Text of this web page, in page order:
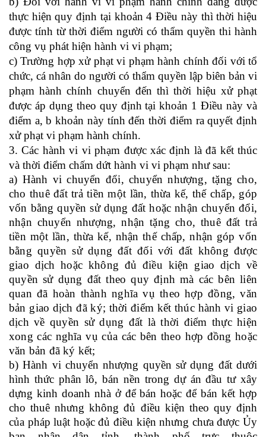
thực hiện quy định tại khoản 4 Điều này thì thời hiệu
được tính từ thời điểm người có thẩm quyền thi hành
công vụ phát hiện hành vi vi phạm;
c) Trường hợp xử phạt vi phạm hành chính đối với tổ
chức, cá nhân do người có thẩm quyền lập biên bản vi
phạm hành chính chuyển đến thì thời hiệu xử phạt
được áp dụng theo quy định tại khoản 1 Điều nàyvà
điểm a,bkhoản này tính đến thời điểm ra quyết định
xử phạt vi phạm hành chính.
3.Các hành vi vi phạm được xác định là đã kết thúc
và thời điểm chấm dứt hành vi vi phạm như sau:
a) Hành vi chuyển đổi, chuyển nhượng, tặng cho,
cho thuê đất trả tiền một lần, thừa kế, thế chấp, góp
vốn bằng quyền sử dụng đất hoặc nhận chuyển đổi,
nhận chuyển nhượng, nhận tặng cho, thuê đất trả
tiền một lần, thừa kế, nhận thế chấp, nhận góp vốn
bằng quyền sử dụng đất đối với đất không được
giao dịch hoặc không đủ điều kiện giao dịch về
quyền sử dụng đất theo quy địnhmà các bên liên
quan đã hoàn thành nghĩa vụ theo hợp đồng, văn
bản giao dịch đã ký; thời điểm kết thúc hành vi giao
dịch về quyền sử dụng đất là thời điểm thực hiện
xong các nghĩa vụ của các bên theo hợp đồng hoặc
văn bản đã ký kết;
b) Hành vi chuyển nhượng quyền sử dụng đất dưới
hình thức phân lô, bán nền trong dự án đầu tư xây
dựng kinh doanh nhà ở để bán hoặc để bán kết hợp
cho thuê nhưng không đủ điều kiện theo quy định
của pháp luật hoặc đủ điều kiện nhưng chưa được Ủy